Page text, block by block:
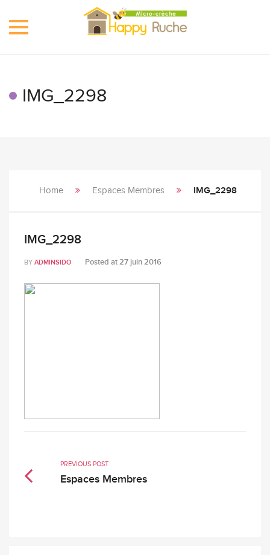
Toggle
IMG_2298
Home Espaces Membres IMG_2298
IMG_2298
BY ADMINSIDO Posted at27 juin 2016
PREVIOUS POST
Espaces Membres